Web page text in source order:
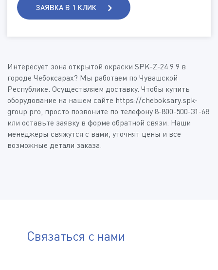
Способ подачи изделия
Дополнительная информация
(Доступные типы файлов: doc, gif, jpg, mpg, pdf, png, txt, zip)
персональных данных
Пройдите проверку:
Нажимая на кнопку «Отправить», я даю своё согласиена обработку
ЗАЯВКА В 1 КЛИК
Интересует Зона открытой окраски SPK-Z-24.9.9 в
городе Чебоксарах? Мы работаем по Чувашской
Республике. Осуществляем доставку. Чтобы купить
оборудование на нашем сайте https://cheboksary.spk-
group.pro, просто позвоните по телефону 8-800-500-31-68
или оставьте заявку в форме обратной связи. Наши
менеджеры свяжутся с вами, уточнят цены и все
возможные детали заказа.
Связаться с нами